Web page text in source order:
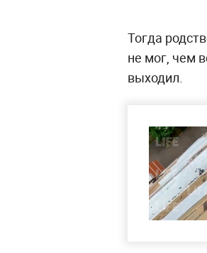
Тогда
не мог, чем
выходил.